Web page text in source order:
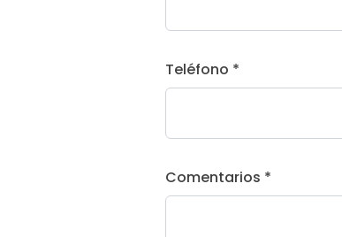
Teléfono *
Comentarios *